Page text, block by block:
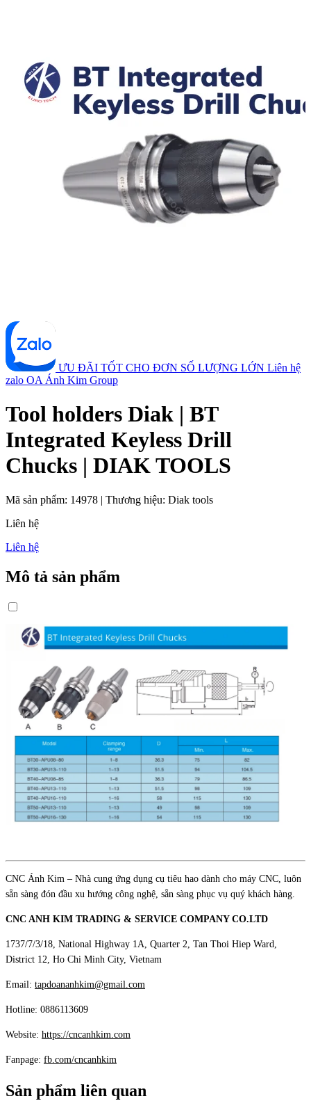
ƯU ĐÃI TỐT CHO ĐƠN SỐ LƯỢNG LỚN Liên hệ
zalo OA Ánh Kim Group
Tool holders Diak | BT
Integrated Keyless Drill
Chucks | DIAK TOOLS
Mã sản phẩm: 14978 | Thương hiệu: Diak tools
Liên hệ
Liên hệ
Mô tả sản phẩm
CNC Ánh Kim – Nhà cung ứng dụng cụ tiêu hao dành cho máy CNC, luôn
sẵn sàng đón đầu xu hướng công nghệ, sẵn sàng phục vụ quý khách hàng.
CNC ANH KIM TRADING & SERVICE COMPANY CO.LTD
1737/7/3/18, National Highway 1A, Quarter 2, Tan Thoi Hiep Ward,
District 12, Ho Chi Minh City, Vietnam
Email: tapdoananhkim@gmail.com
Hotline: 0886113609
Website: https://cncanhkim.com
Fanpage: fb.com/cncanhkim
Sản phẩm liên quan